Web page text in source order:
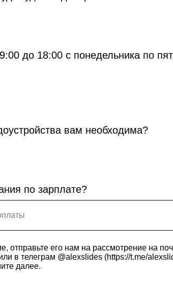
до 18:00 с понедельника по
вам необходима?
по зарплате?
отправьте его нам на рассмотрение на
в телеграм @alexslides (https://t.me/
далее.